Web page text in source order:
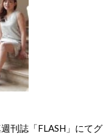
刊誌「FLASH」にてグ